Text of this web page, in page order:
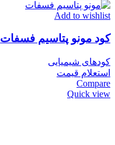
Add to wishlist
کود مونو پتاسیم فسفات
کودهای شیمیایی
استعلام قیمت
Compare
Quick view